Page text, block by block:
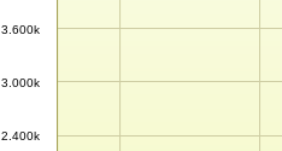
2.400k
3.000k
3.600k